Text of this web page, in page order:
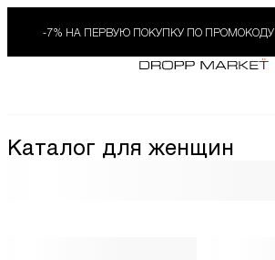
-7% НА ПЕРВУЮ ПОКУПКУ ПО ПРОМОКОДУ
Каталог для женщин